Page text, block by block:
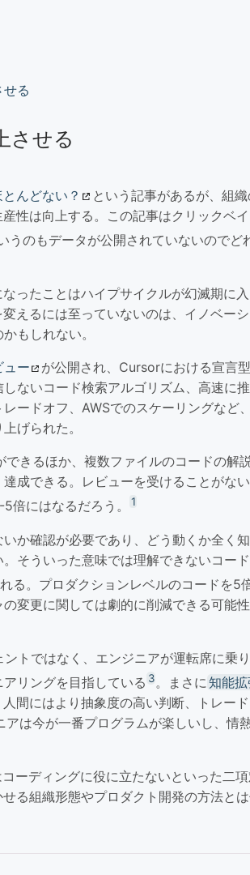
る
させる
んどない？
という記事があるが、組
性は向上する。この記事はクリックベ
うのもデータが公開されていないのでど
ったことはハイプサイクルが幻滅期に
えるには至っていないのは、イノベー
もしれない。
ー
が公開され、Cursorにおける宣言
ないコード検索アルゴリズム、高速に
ードオフ、AWSでのスケーリングなど
げられた。
きるほか、複数ファイルのコードの解
成できる。レビューを受けることがな
倍にはなるだろう。
1
か確認が必要であり、どう動くか全く
そういった意味では理解できないコー
る。プロダクションレベルのコードを5
変更に関しては劇的に削減できる可能
トではなく、エンジニアが運転席に乗
リングを目指している 3。まさに知能
間にはより抽象度の高い判断、トレー
は今が一番プログラムが楽しいし、情
ーディングに役に立たないといった二
る組織形態やプロダクト開発の方法と